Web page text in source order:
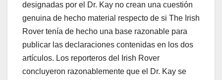
designadas por el Dr. Kay no crean una cuestión
genuina de hecho material respecto de si The Irish
Rover tenía de hecho una base razonable para
publicar las declaraciones contenidas en los dos
artículos. Los reporteros del Irish Rover
concluyeron razonablemente que el Dr. Kay se